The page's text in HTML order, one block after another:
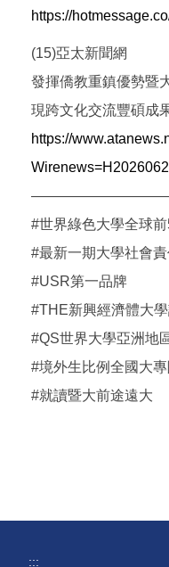
https://
(15)亞太新聞網
發揮僑教重鎮優勢暨
現跨文化交流豐碩成
https://
#世界綠色大學全球
#最新一期大學社會
#USR第一品牌
#THE新興經濟體大
#QS世界大學亞洲地
#境外生比例全國大
#就讀暨大前途遠大
:::